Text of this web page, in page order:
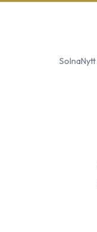
SolnaNytt